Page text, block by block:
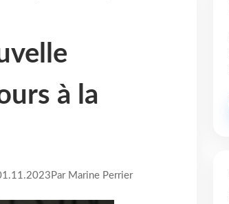
à la
Par Marine Perrier